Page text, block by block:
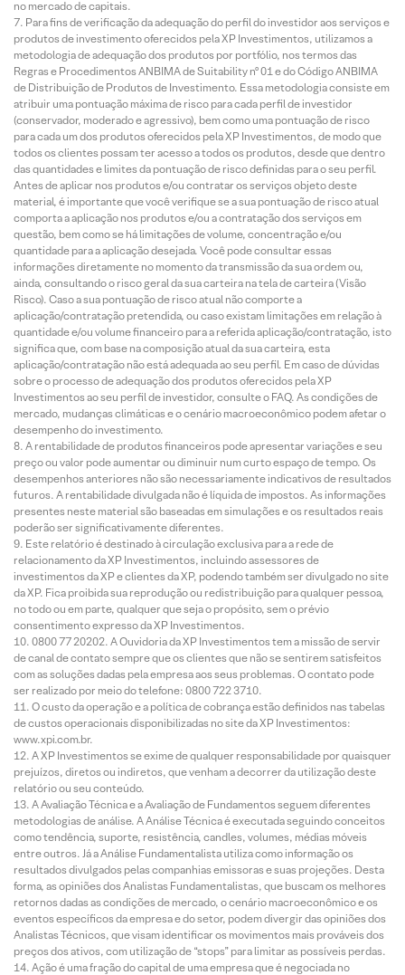
no mercado de capitais.
Para fins de verificação da adequação do perfil do investidor aos serviços e
produtos de investimento oferecidos pela XP Investimentos, utilizamos a
metodologia de adequação dos produtos por portfólio, nos termos das
Regras e Procedimentos ANBIMA de Suitability nº 01 e do Código ANBIMA
de Distribuição de Produtos de Investimento. Essa metodologia consiste em
atribuir uma pontuação máxima de risco para cada perfil de investidor
(conservador, moderado e agressivo), bem como uma pontuação de risco
para cada um dos produtos oferecidos pela XP Investimentos, de modo que
todos os clientes possam ter acesso a todos os produtos, desde que dentro
das quantidades e limites da pontuação de risco definidas para o seu perfil.
Antes de aplicar nos produtos e/ou contratar os serviços objeto deste
material, é importante que você verifique se a sua pontuação de risco atual
comporta a aplicação nos produtos e/ou a contratação dos serviços em
questão, bem como se há limitações de volume, concentração e/ou
quantidade para a aplicação desejada. Você pode consultar essas
informações diretamente no momento da transmissão da sua ordem ou,
ainda, consultando o risco geral da sua carteira na tela de carteira (Visão
Risco). Caso a sua pontuação de risco atual não comporte a
aplicação/contratação pretendida, ou caso existam limitações em relação à
quantidade e/ou volume financeiro para a referida aplicação/contratação, isto
significa que, com base na composição atual da sua carteira, esta
aplicação/contratação não está adequada ao seu perfil. Em caso de dúvidas
sobre o processo de adequação dos produtos oferecidos pela XP
Investimentos ao seu perfil de investidor, consulte o FAQ. As condições de
mercado, mudanças climáticas e o cenário macroeconômico podem afetar o
desempenho do investimento.
A rentabilidade de produtos financeiros pode apresentar variações e seu
preço ou valor pode aumentar ou diminuir num curto espaço de tempo. Os
desempenhos anteriores não são necessariamente indicativos de resultados
futuros. A rentabilidade divulgada não é líquida de impostos. As informações
presentes neste material são baseadas em simulações e os resultados reais
poderão ser significativamente diferentes.
Este relatório é destinado à circulação exclusiva para a rede de
relacionamento da XP Investimentos, incluindo assessores de
investimentos da XP e clientes da XP, podendo também ser divulgado no site
da XP. Fica proibida sua reprodução ou redistribuição para qualquer pessoa,
no todo ou em parte, qualquer que seja o propósito, sem o prévio
consentimento expresso da XP Investimentos.
0800 77 20202. A Ouvidoria da XP Investimentos tem a missão de servir
de canal de contato sempre que os clientes que não se sentirem satisfeitos
com as soluções dadas pela empresa aos seus problemas. O contato pode
ser realizado por meio do telefone: 0800 722 3710.
O custo da operação e a política de cobrança estão definidos nas tabelas
de custos operacionais disponibilizadas no site da XP Investimentos:
www.xpi.com.br.
A XP Investimentos se exime de qualquer responsabilidade por quaisquer
prejuízos, diretos ou indiretos, que venham a decorrer da utilização deste
relatório ou seu conteúdo.
A Avaliação Técnica e a Avaliação de Fundamentos seguem diferentes
metodologias de análise. A Análise Técnica é executada seguindo conceitos
como tendência, suporte, resistência, candles, volumes, médias móveis
entre outros. Já a Análise Fundamentalista utiliza como informação os
resultados divulgados pelas companhias emissoras e suas projeções. Desta
forma, as opiniões dos Analistas Fundamentalistas, que buscam os melhores
retornos dadas as condições de mercado, o cenário macroeconômico e os
eventos específicos da empresa e do setor, podem divergir das opiniões dos
Analistas Técnicos, que visam identificar os movimentos mais prováveis dos
preços dos ativos, com utilização de “stops” para limitar as possíveis perdas.
Ação é uma fração do capital de uma empresa que é negociada no